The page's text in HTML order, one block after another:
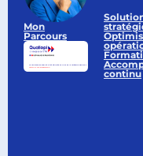
Mon
Parcours
continu